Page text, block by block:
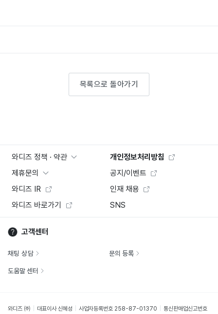
목록으로 돌아가기
와디즈 정책 · 약관
개인정보처리방침
제휴문의
공지/이벤트
와디즈 IR
인재 채용
와디즈 바로가기
SNS
고객센터
채팅 상담 문의 등록
도움말 센터
와디즈 ㈜ 대표이사 신혜성 사업자등록번호 258-87-01370 통신판매업신고번호